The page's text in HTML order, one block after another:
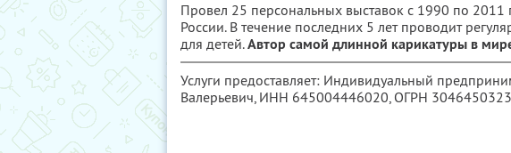
Провел 25 персональных выставок с 1990 по 2011
России. В течение последних 5 лет проводит
для детей.Автор самой длинной карикатуры в
Услуги предоставляет: Индивидуальный
Валерьевич, ИНН 645004446020, ОГРН